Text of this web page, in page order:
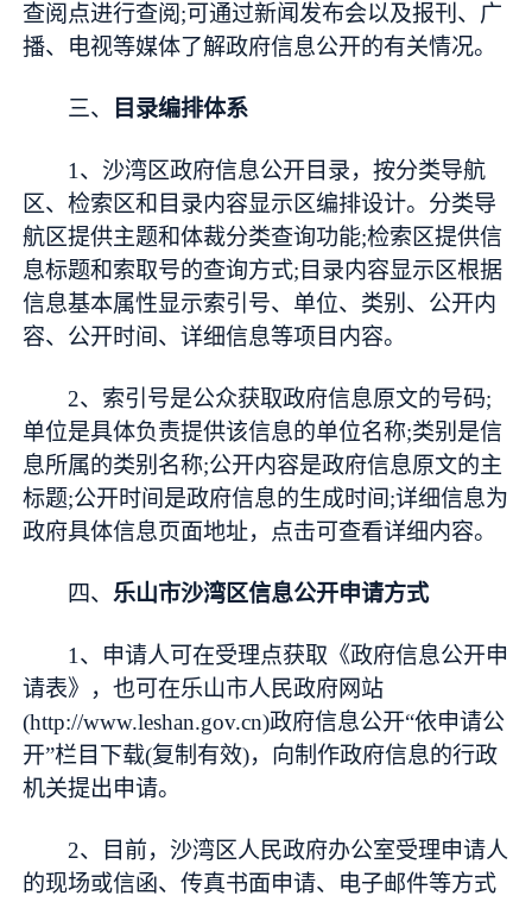
查阅点进行查阅;可通过新闻发布会以及报刊、广
播、电视等媒体了解政府信息公开的有关情况。
三、 目录编排体系
1、沙湾区政府信息公开目录，按分类导航
区、检索区和目录内容显示区编排设计。分类导
航区提供主题和体裁分类查询功能;检索区提供信
息标题和索取号的查询方式;目录内容显示区根据
信息基本属性显示索引号、单位、类别、公开内
容、公开时间、详细信息等项目内容。
2、索引号是公众获取政府信息原文的号码;
单位是具体负责提供该信息的单位名称;类别是信
息所属的类别名称;公开内容是政府信息原文的主
标题;公开时间是政府信息的生成时间;详细信息为
政府具体信息页面地址，点击可查看详细内容。
四、乐山市沙湾区信息公开申请方式
1、申请人可在受理点获取《政府信息公开申
请表》，也可在乐山市人民政府网站
(http://www.leshan.gov.cn)政府信息公开“依申请公
开”栏目下载(复制有效)，向制作政府信息的行政
机关提出申请。
2、目前，沙湾区人民政府办公室受理申请人
的现场或信函、传真书面申请、电子邮件等方式